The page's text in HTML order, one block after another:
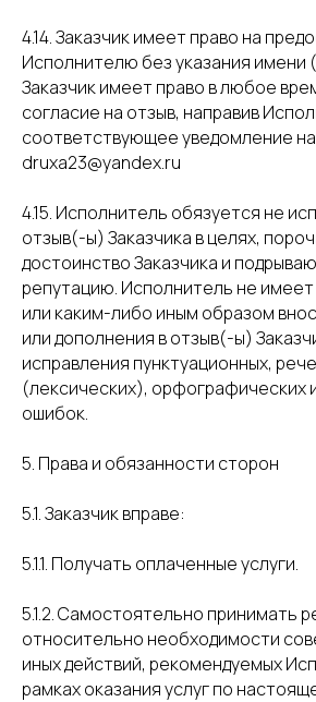
4.14. Заказчик имеет право на
Исполнителю без указания имени
Заказчик имеет право в любое
согласие на отзыв, направив
соответствующее уведомление
druxa23@yandex.ru
4.15. Исполнитель обязуется не
отзыв(-ы) Заказчика в целях,
достоинство Заказчика и
репутацию. Исполнитель не имеет
или каким-либо иным образом
или дополнения в отзыв(-ы)
исправления пунктуационных,
(лексических), орфографических
ошибок.
5. Права и обязанности сторон
5.1. Заказчик вправе:
5.1.1. Получать оплаченные услуги.
5.1.2. Самостоятельно принимать
относительно необходимости
иных действий, рекомендуемых
рамках оказания услуг по